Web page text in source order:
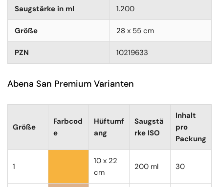
Saugstärke in ml 1.200
Größe 28 x 55 cm
PZN 10219633
Abena San Premium Varianten
Größe
Farbcod
e
Hüftumf
ang
Saugstä
rke ISO
Inhalt
pro
Packung
1
10 x 22
cm
200 ml 30